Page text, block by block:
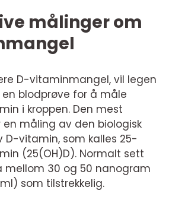
målinger om
D-vitaminmangel, vil legen
blodprøve for å måle
i kroppen. Den mest
en måling av den biologisk
D-vitamin, som kalles 25-
(25(OH)D). Normalt sett
mellom 30 og 50 nanogram
som tilstrekkelig.